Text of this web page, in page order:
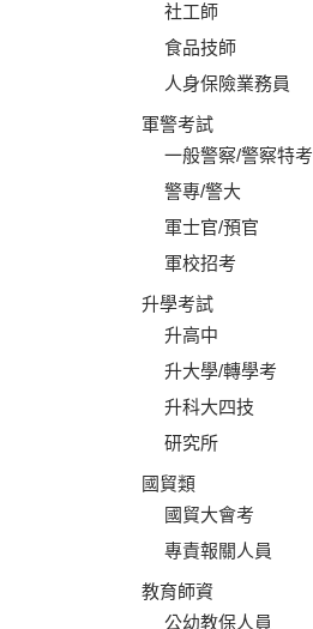
社工師
食品技師
人身保險業務員
軍警考試
一般警察/警察特考
警專/警大
軍士官/預官
軍校招考
升學考試
升高中
升大學/轉學考
升科大四技
研究所
國貿類
國貿大會考
專責報關人員
教育師資
公幼教保人員